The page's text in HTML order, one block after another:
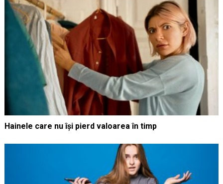
Hainele care nu își pierd valoarea în timp